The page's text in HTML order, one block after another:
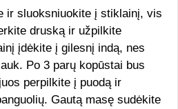
ir sluoksniuokite į stiklainį, vis
druską ir užpilkite
įdėkite į gilesnį indą, nes
Po 3 parų kopūstai bus
perpilkite į puodą ir
Gautą masę sudėkite